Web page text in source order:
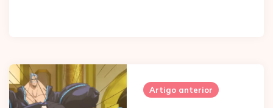
Post
navigation
Artigo anterior